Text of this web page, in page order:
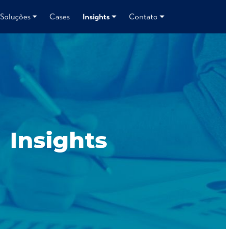
Soluções Cases Insights Contato
Insights